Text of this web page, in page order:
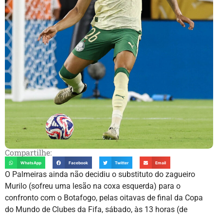
Compartilhe:
WhatsApp Facebook Twitter Email
O Palmeiras ainda não decidiu o substituto do zagueiro
Murilo (sofreu uma lesão na coxa esquerda) para o
confronto com o Botafogo, pelas oitavas de final da Copa
do Mundo de Clubes da Fifa, sábado, às 13 horas (de